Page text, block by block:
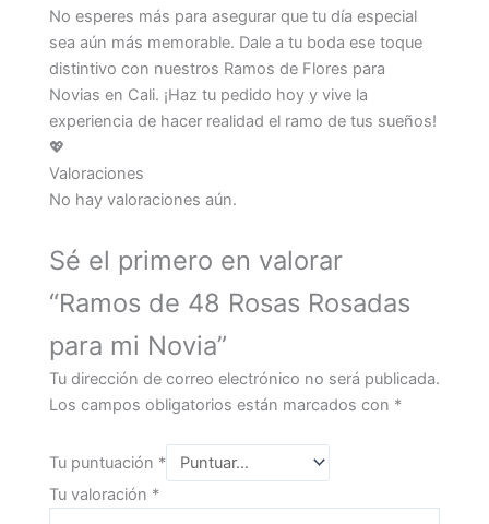
No esperes más para asegurar que tu día especial
sea aún más memorable. Dale a tu boda ese toque
distintivo con nuestros Ramos de Flores para
Novias en Cali. ¡Haz tu pedido hoy y vive la
experiencia de hacer realidad el ramo de tus sueños!
💖
Valoraciones
No hay valoraciones aún.
Sé el primero en valorar
“Ramos de 48 Rosas Rosadas
para mi Novia”
Tu dirección de correo electrónico no será publicada.
Los campos obligatorios están marcados con *
Tu puntuación *
Tu valoración *